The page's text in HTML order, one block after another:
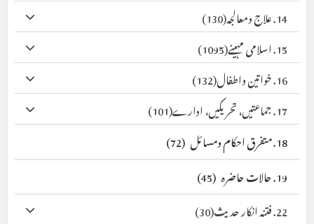
14. علاج ومعالجہ
(130)
15. اسلامی مہینے
(1095)
16. خواتین واطفال
(132)
17. جماعتیں، تحریکیں، ادارے
(101)
18. متفرق احکام ومسائل
(72)
19. حالات حاضرہ
(45)
22. فتنہ انکار حدیث
(30)